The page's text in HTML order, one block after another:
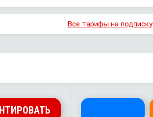
Все тарифы на подписку